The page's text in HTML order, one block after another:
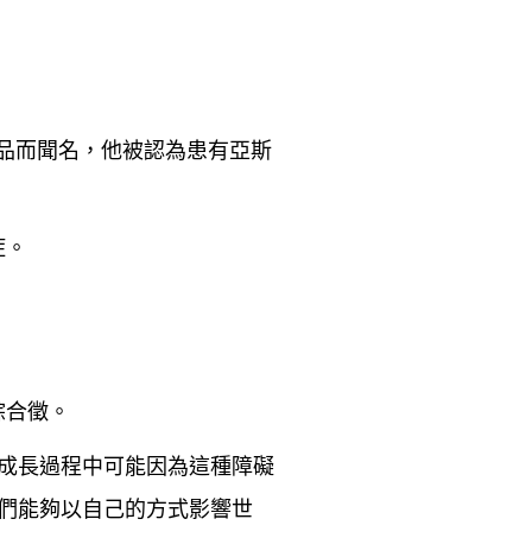
而聞名，他被認為患有亞斯
徵。
長過程中可能因為這種障礙
能夠以自己的方式影響世